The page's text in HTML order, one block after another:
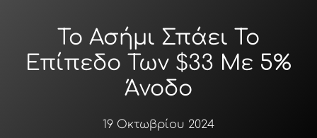
Το Ασήμι Σπάει Το
Επίπεδο Των $33 Με 5%
Άνοδο
19 Οκτωβρίου 2024